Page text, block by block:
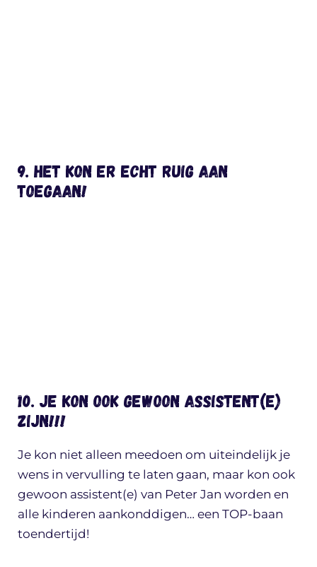
9. Het kon er echt RUIG aan
toegaan!
10. Je kon ook gewoon assistent(e)
zijn!!!
Je kon niet alleen meedoen om uiteindelijk je
wens in vervulling te laten gaan, maar kon ook
gewoon assistent(e) van Peter Jan worden en
alle kinderen aankonddigen… een TOP-baan
toendertijd!